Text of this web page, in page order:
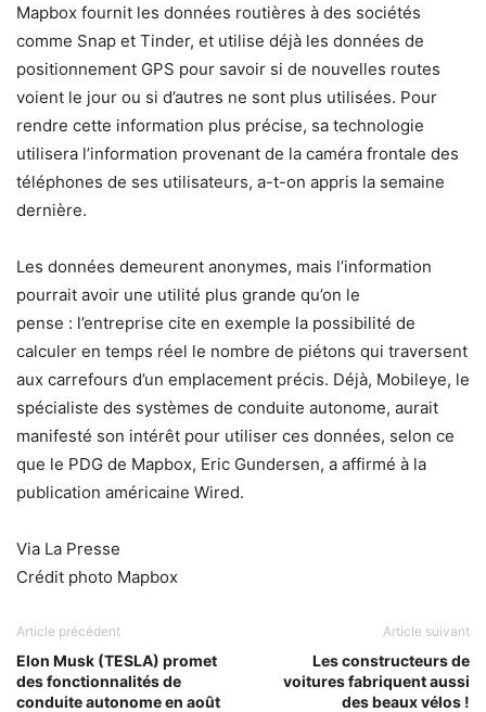
Mapbox fournit les données routières à des sociétés
comme Snap et Tinder, et utilise déjà les données de
positionnement GPS pour savoir si de nouvelles routes
voient le jour ou si d’autres ne sont plus utilisées. Pour
rendre cette information plus précise, sa technologie
utilisera l’information provenant de la caméra frontale des
téléphones de ses utilisateurs, a-t-on appris la semaine
dernière.
Les données demeurent anonymes, mais l’information
pourrait avoir une utilité plus grande qu’on le
pense : l’entreprise cite en exemple la possibilité de
calculer en temps réel le nombre de piétons qui traversent
aux carrefours d’un emplacement précis. Déjà, Mobileye, le
spécialiste des systèmes de conduite autonome, aurait
manifesté son intérêt pour utiliser ces données, selon ce
que le PDG de Mapbox, Eric Gundersen, a affirmé à la
publication américaine Wired.
Via La Presse
Crédit photo Mapbox
Article précédent
Elon Musk (TESLA) promet
des fonctionnalités de
conduite autonome en août
Article suivant
Les constructeurs de
voitures fabriquent aussi
des beaux vélos !